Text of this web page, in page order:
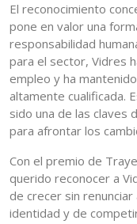
El reconocimiento
pone en valor una
responsabilidad
para el sector, Vidres
empleo y ha
altamente cualificada.
sido una de las claves
para afrontar los
Con el premio de
querido reconocer a
de crecer sin
identidad y de